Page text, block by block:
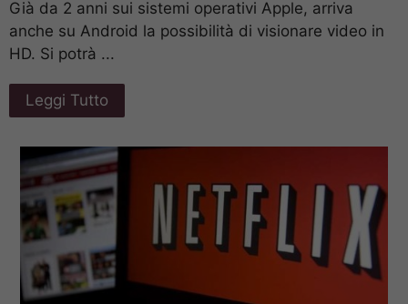
Già da 2 anni sui sistemi operativi Apple, arriva
anche su Android la possibilità di visionare video in
HD. Si potrà ...
Leggi Tutto